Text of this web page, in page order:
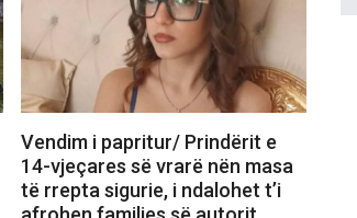
Vendim i papritur/ Prindërit e
14-vjeçares së vrarë nën masa
të rrepta sigurie, i ndalohet t’i